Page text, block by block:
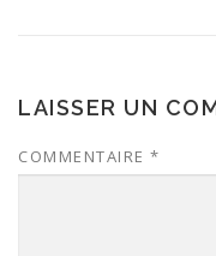
LAISSER UN
COMMENTAIRE *